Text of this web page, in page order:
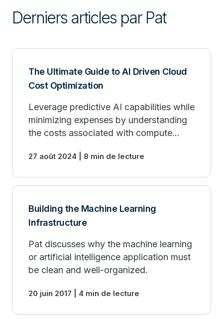
Derniers articles par Pat
The Ultimate Guide to AI Driven Cloud
Cost Optimization
Leverage predictive AI capabilities while
minimizing expenses by understanding
the costs associated with compute
27 août 2024 | 8 min de lecture
Building the Machine Learning
Infrastructure
Pat discusses why the machine learning
or artificial intelligence application must
be clean and well-organized.
20 juin 2017 | 4 min de lecture